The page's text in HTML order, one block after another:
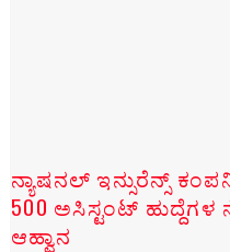
ನ್ಯಾಷನಲ್ ಇನ್ಸುರೆನ್ಸ್
500 ಅಸಿಸ್ಟಂಟ್
ಆಹ್ವಾನ